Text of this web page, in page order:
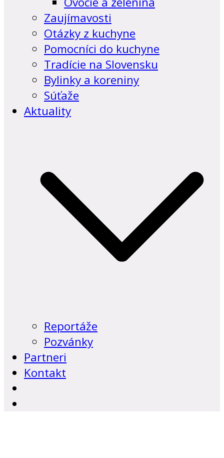
Zaujímavosti
Otázky z kuchyne
Pomocníci do kuchyne
Tradície na Slovensku
Bylinky a koreniny
Súťaže
Aktuality
Reportáže
Pozvánky
Partneri
Kontakt